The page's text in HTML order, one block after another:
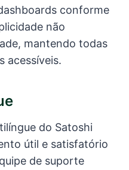
conforme
não
mantendo todas
acessíveis.
do Satoshi
útil e satisfatório
de suporte